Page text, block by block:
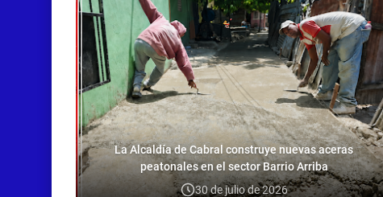
La Alcaldía de Cabral construye nuevas aceras
peatonales en el sector Barrio Arriba
30 de julio de 2026